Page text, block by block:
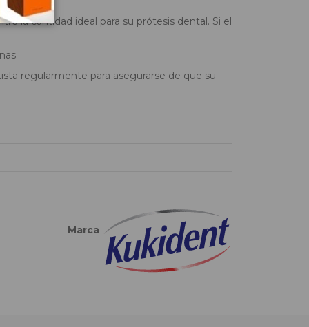
la cantidad ideal para su prótesis dental. Si el
regularmente para asegurarse de que su
Marca